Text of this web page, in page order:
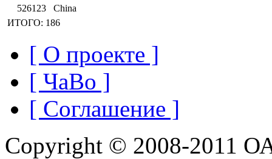
526123
China
ИТОГО: 186
[ О проекте ]
[ ЧаВо ]
[ Соглашение ]
Copyright © 2008-2011